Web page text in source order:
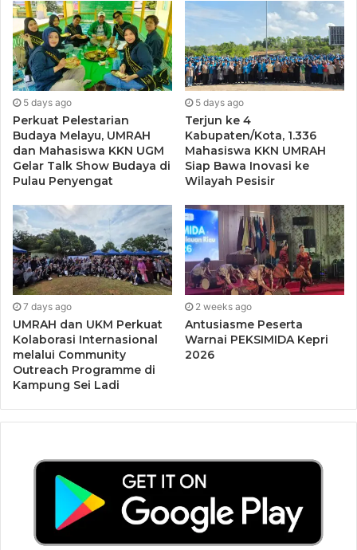
5 days ago
Perkuat Pelestarian
Budaya Melayu, UMRAH
dan Mahasiswa KKN UGM
Gelar Talk Show Budaya di
Pulau Penyengat
5 days ago
Terjun ke 4
Kabupaten/Kota, 1.336
Mahasiswa KKN UMRAH
Siap Bawa Inovasi ke
Wilayah Pesisir
7 days ago
UMRAH dan UKM Perkuat
Kolaborasi Internasional
melalui Community
Outreach Programme di
Kampung Sei Ladi
2 weeks ago
Antusiasme Peserta
Warnai PEKSIMIDA Kepri
2026